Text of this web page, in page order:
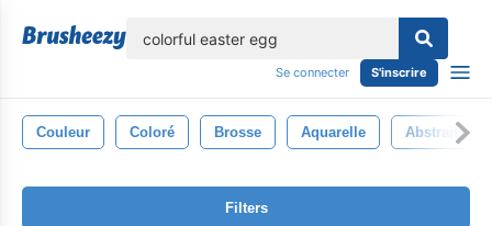
Se connecter S'inscrire
Couleur Coloré Brosse Aquarelle Abstrait
Filters